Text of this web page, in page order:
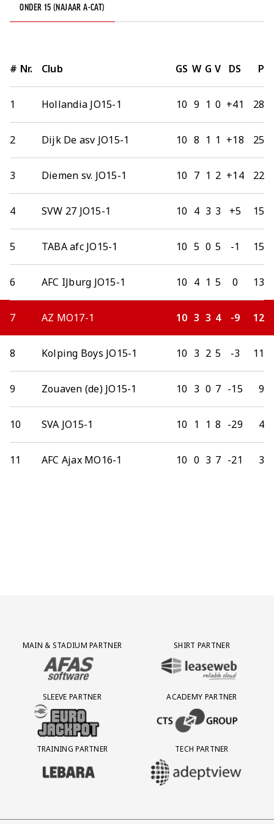
ONDER 15 (NAJAAR A-CAT)
# Nr. Club GS W G V DS P
1 Hollandia JO15-1 10 9 1 0 +41 28
2 Dijk De asv JO15-1 10 8 1 1 +18 25
3 Diemen sv. JO15-1 10 7 1 2 +14 22
4 SVW 27 JO15-1 10 4 3 3 +5 15
5 TABA afc JO15-1 10 5 0 5 -1 15
6 AFC IJburg JO15-1 10 4 1 5 0 13
7 AZ MO17-1 10 3 3 4 -9 12
8 Kolping Boys JO15-1 10 3 2 5 -3 11
9 Zouaven (de) JO15-1 10 3 0 7 -15 9
10 SVA JO15-1 10 1 1 8 -29 4
11 AFC Ajax MO16-1 10 0 3 7 -21 3
Partner Logos Grid
MAIN & STADIUM PARTNER
BEZOEK ONZE MAIN & STADIUM PARTNER AFAS SOFTWARE
SHIRT PARTNER
BEZOEK ONZE SHIRT PARTNER
SLEEVE PARTNER
BEZOEK ONZE SLEEVE PARTNER EUROJACKPOT
ACADEMY PARTNER
BEZOEK ONZE ACADEMY
TRAINING PARTNER
BEZOEK ONZE TRAINING PARTNER LEBARA
TECH PARTNER
BEZOEK ONZE TECH PARTNER